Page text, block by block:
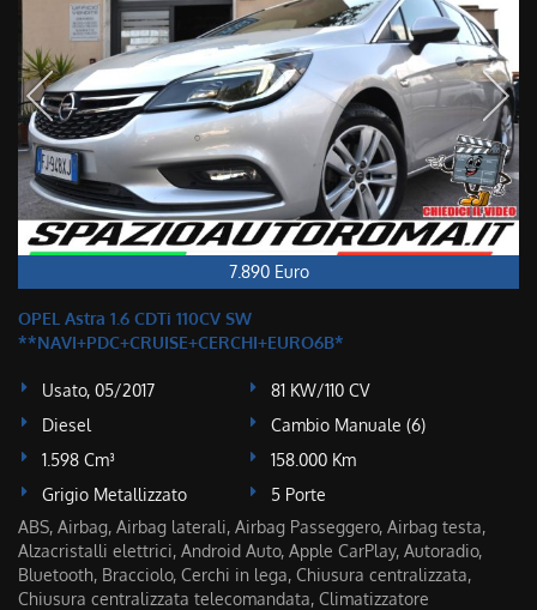
7.890 Euro
OPEL Astra 1.6 CDTi 110CV SW
**NAVI+PDC+CRUISE+CERCHI+EURO6B*
Usato, 05/2017
81 KW/110 CV
Diesel
Cambio Manuale (6)
1.598 Cm³
158.000 Km
Grigio Metallizzato
5 Porte
ABS, Airbag, Airbag laterali, Airbag Passeggero, Airbag testa,
Alzacristalli elettrici, Android Auto, Apple CarPlay, Autoradio,
Bluetooth, Bracciolo, Cerchi in lega, Chiusura centralizzata,
Chiusura centralizzata telecomandata, Climatizzatore